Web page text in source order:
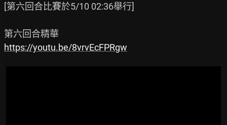
[第六回合比賽於5/10 02:36舉行]
https://youtu.be/8vrvEcFPRgw